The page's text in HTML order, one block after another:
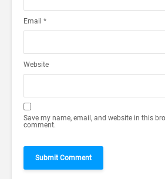
Email *
Website
Save my name, email, and website in this
comment.